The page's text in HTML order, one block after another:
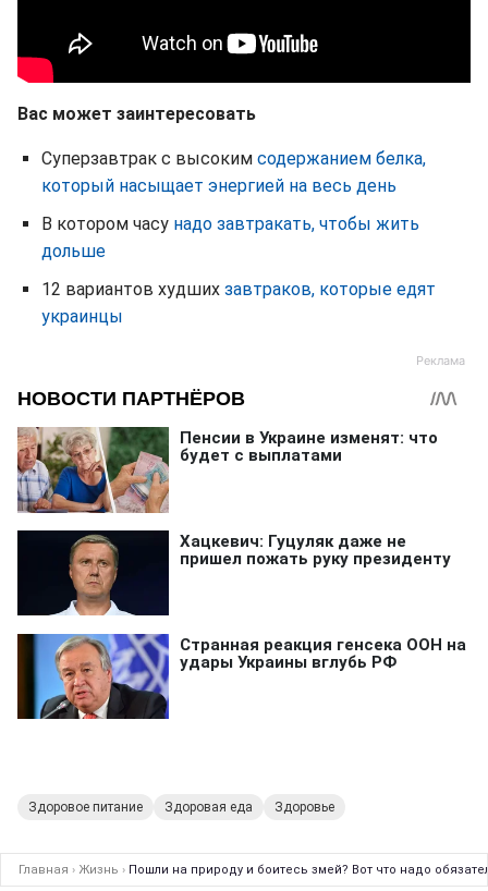
Вас может заинтересовать
Суперзавтрак с высоким содержанием белка,
который насыщает энергией на весь день
В котором часу надо завтракать, чтобы жить
дольше
12 вариантов худших завтраков, которые едят
украинцы
Здоровое питание Здоровая еда Здоровье
Главная › Жизнь › Пошли на природу и боитесь змей? Вот что надо